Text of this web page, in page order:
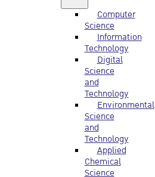
Computer
Science
Information
Technology
Digital
Science
and
Technology
Environmental
Science
and
Technology
Applied
Chemical
Science